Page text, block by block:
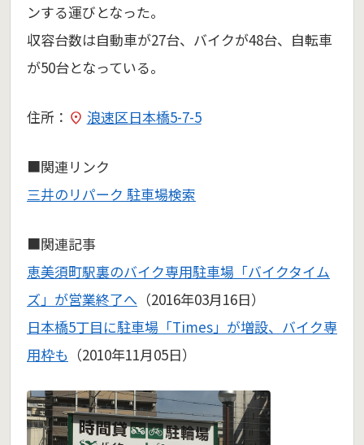
ンする運びとなった。
収容台数は自動車が27台、バイクが48台、自転車
が50台となっている。
住所： 浪速区日本橋5-7-5
■関連リンク
三井のリパーク 駐車場検索
■関連記事
恵美須町駅裏のバイク専用駐車場「バイクタイム
ズ」が営業終了へ （2016年03月16日）
日本橋5丁目に駐車場「Times」が増設、バイク専
用枠も （2010年11月05日）